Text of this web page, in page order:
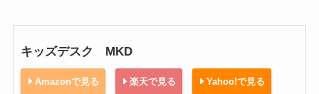
キッズデスク MKD
Amazonで見る 楽天で見る Yahoo!で見る